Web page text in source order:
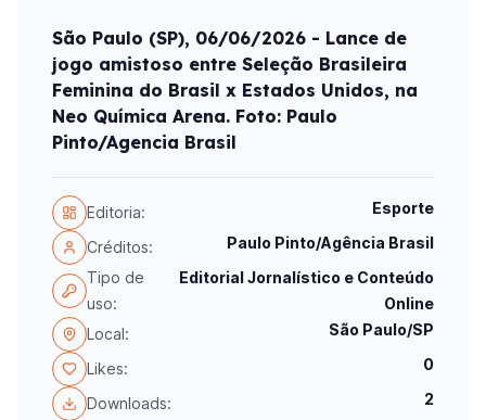
São Paulo (SP), 06/06/2026 - Lance de
jogo amistoso entre Seleção Brasileira
Feminina do Brasil x Estados Unidos, na
Neo Química Arena. Foto: Paulo
Pinto/Agencia Brasil
Editoria: Esporte
Créditos:
Paulo Pinto/Agência Brasil
Tipo de
uso:
Editorial Jornalístico e Conteúdo
Online
Local:
São Paulo/SP
Likes: 0
Downloads: 2